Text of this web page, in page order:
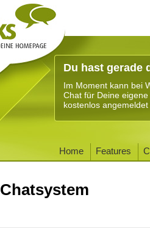
Du hast gerade
Im Moment kann bei
Chat für Deine
kostenlos angemeldet
Home Features
Chatsystem